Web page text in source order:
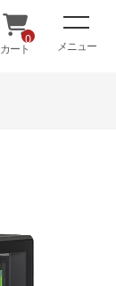
0
カート メニュー